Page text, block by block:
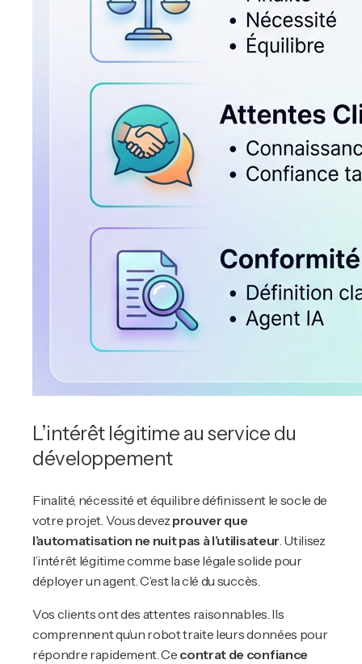
L’intérêt légitime au service du
développement
Finalité, nécessité et équilibre définissent le socle de
votre projet. Vous devez prouver que
l’automatisation ne nuit pas à l’utilisateur. Utilisez
l’intérêt légitime comme base légale solide pour
déployer un agent. C’est la clé du succès.
Vos clients ont des attentes raisonnables. Ils
comprennent qu’un robot traite leurs données pour
répondre rapidement. Ce contrat de confiance